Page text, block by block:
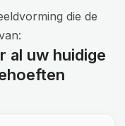
die de
al uw huidige